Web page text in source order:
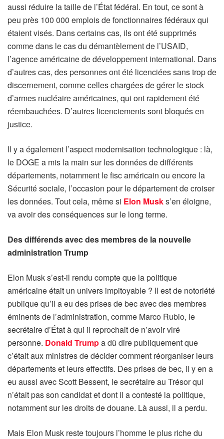
aussi réduire la taille de l’État fédéral. En tout, ce sont à
peu près 100 000 emplois de fonctionnaires fédéraux qui
étaient visés. Dans certains cas, ils ont été supprimés
comme dans le cas du démantèlement de l’USAID,
l’agence américaine de développement international. Dans
d’autres cas, des personnes ont été licenciées sans trop de
discernement, comme celles chargées de gérer le stock
d’armes nucléaire américaines, qui ont rapidement été
réembauchées. D’autres licenciements sont bloqués en
justice.
Il y a également l’aspect modernisation technologique : là,
le DOGE a mis la main sur les données de différents
départements, notamment le fisc américain ou encore la
Sécurité sociale, l’occasion pour le département de croiser
les données. Tout cela, même si Elon Musks’en éloigne,
va avoir des conséquences sur le long terme.
Des différends avec des membres de la nouvelle
administration Trump
Elon Musk s’est-il rendu compte que la politique
américaine était un univers impitoyable ? Il est de notoriété
publique qu’il a eu des prises de bec avec des membres
éminents de l’administration, comme Marco Rubio, le
secrétaire d’État à qui il reprochait de n’avoir viré
personne. Donald Trumpa dû dire publiquement que
c’était aux ministres de décider comment réorganiser leurs
départements et leurs effectifs. Des prises de bec, il y en a
eu aussi avec Scott Bessent, le secrétaire au Trésor qui
n’était pas son candidat et dont il a contesté la politique,
notamment sur les droits de douane. Là aussi, il a perdu.
Mais Elon Musk reste toujours l’homme le plus riche du